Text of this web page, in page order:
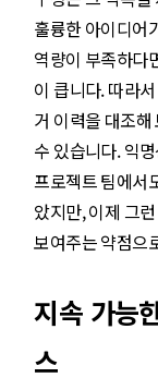
훌륭한 아이디어
역량이 부족하다
이 큽니다. 따라
거 이력을 대조
수 있습니다. 익
프로젝트 팀에서
았지만, 이제 그
보여주는 약점으
지속 가능
스